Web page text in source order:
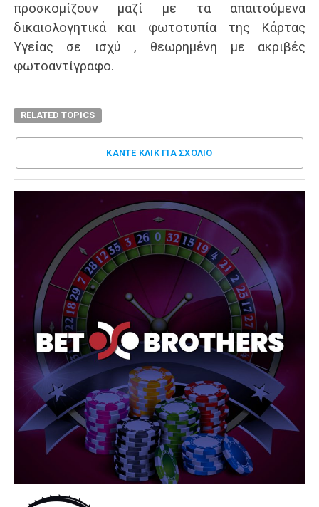
προσκομίζουν μαζί με τα απαιτούμενα
δικαιολογητικά και φωτοτυπία της Κάρτας
Υγείας σε ισχύ , θεωρημένη με ακριβές
φωτοαντίγραφο.
RELATED TOPICS
ΚΑΝΤΕ ΚΛΊΚ ΓΙΑ ΣΧΌΛΙΟ